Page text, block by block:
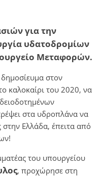
για την
υδατοδρομίων
Μεταφορών.
στον
καλοκαίρι του 2020, να
στα υδροπλάνα να
στην Ελλάδα, έπειτα από
του υπουργείου
, προχώρησε στη